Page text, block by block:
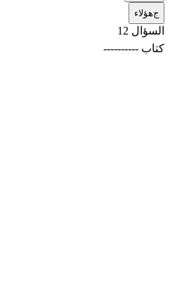
جهؤلاء
السؤال 12
كتاب ----------